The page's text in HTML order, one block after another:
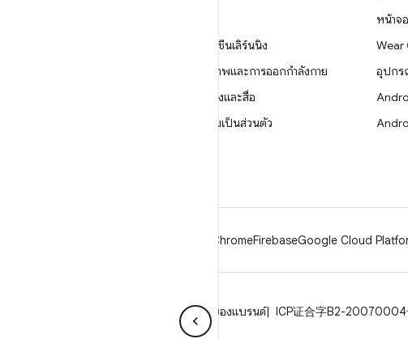
แมชชีนเลิร์นนิง
สุขภาพและการออกกำลังกาย
กล้องและสื่อ
ความเป็นส่วนตัว
หน้าจ
Wear
อุปกร
ChromeFirebaseGoogle Cloud
หลักเกณฑ์ของแบรนด์ ICP证合字B2-20070004